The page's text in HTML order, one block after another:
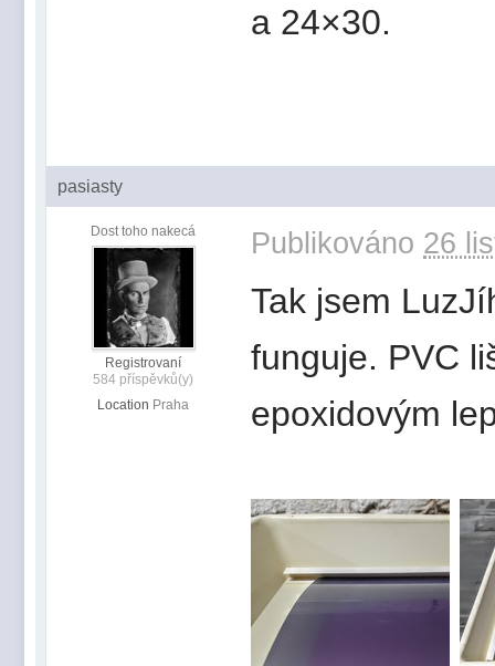
a 24×30.
pasiasty
Dost toho nakecá
Registrovaní
584 příspěvků(y)
Location Praha
Publikováno 26
Tak jsem
funguje. PVC
epoxidovým